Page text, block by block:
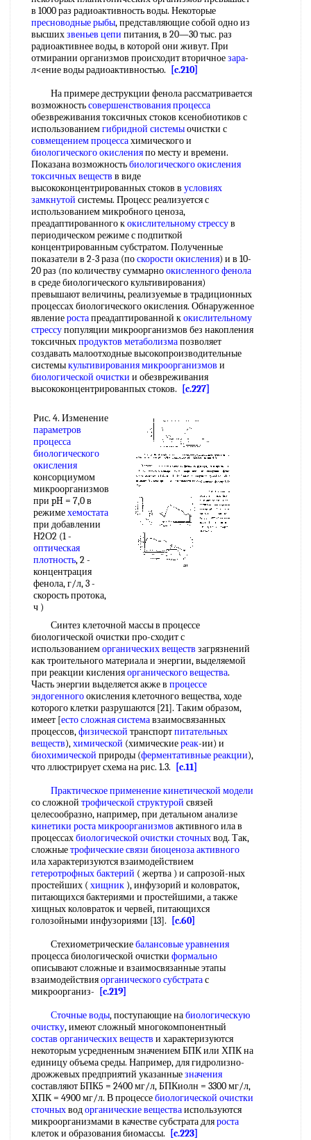
в 1000 раз радиоактивность воды. Некоторые
пресноводные рыбы, представляющие собой одно из
высшихзвеньев цепи питания, в 20—30 тыс. раз
радиоактивнее воды, в которой они живут. При
отмирании организмов происходит вторичноезара-
л<ение воды радиоактивностью.
[c.210]
На примере деструкции фенола рассматривается
возможностьсовершенствования процесса
обезвреживания токсичных стоков ксенобиотиков с
использованиемгибридной системыочистки с
совмещением процессахимического и
биологического окисленияпо месту и времени.
Показана возможностьбиологического окисления
токсичных веществ в виде
высококонцентрированных стоков в условиях
замкнутой системы. Процесс реализуется с
использованием микробного ценоза,
преадаптированного кокислительному стрессув
периодическом режиме с подпиткой
концентрированным субстратом. Полученные
показатели в 2-3 раза (поскорости окисления) и в 10-
20 раз (по количеству суммарноокисленного фенола
в среде биологического культивирования)
превышают величины, реализуемые в традиционных
процессах биологического окисления. Обнаруженное
явлениеростапреадаптированной кокислительному
стрессупопуляции микроорганизмов без накопления
токсичныхпродуктов метаболизмапозволяет
создавать малоотходные высокопроизводительные
системыкультивирования микроорганизмов и
биологической очистки и обезвреживания
высококонцентрированпых стоков.
[c.227]
Рис. 4. Изменение
параметров
процесса
биологического
окисления
консорциумом
микроорганизмов
при pH = 7,0 в
режимехемостата
при добавлении
Н2О2 (1 -
оптическая
плотность, 2 -
концентрация
фенола, г/л, 3 -
скорость протока,
ч )
Синтез клеточной массы в процессе
биологической очистки про-сходит с
использованиеморганических веществ загрязнений
как троительного материала и энергии, выделяемой
при реакции кисленияорганического вещества.
Часть энергии выделяется акже в процессе
эндогенногоокисления клеточного вещества, ходе
которого клетки разрушаются [21]. Таким образом,
имеет [естосложная системавзаимосвязанных
процессов,физической транспортпитательных
веществ),химической (химическиереак-ии) и
биохимической природы (ферментативные реакции),
что ллюстрирует схема на рис. 1.3.
[c.11]
Практическое применениекинетической модели
со сложной трофической структурой связей
целесообразно, например, при детальном анализе
кинетики роста микроорганизмов активного ила в
процессахбиологической очистки сточныхвод. Так,
сложныетрофические связи биоценоза активного
ила характеризуются взаимодействием
гетеротрофных бактерий ( жертва ) и сапрозой-ных
простейших (хищник ), инфузорий и коловраток,
питающихся бактериями и простейшими, а также
хищных коловраток и червей, питающихся
голозойными инфузориями [13].
[c.60]
Стехиометрическиебалансовые уравнения
процесса биологической очистки формально
описывают сложные и взаимосвязанные этапы
взаимодействияорганического субстратас
микроорганиз-
[c.219]
Сточные воды, поступающие набиологическую
очистку, имеют сложный многокомпонентный
состав органических веществ и характеризуются
некоторым усредненным значением БПК или ХПК на
единицу объема среды. Например, для гидролизно-
дрожжевых предприятий указанныезначения
составляют БПК5 = 2400 мг/л, БПКиолн = 3300 мг/л,
ХПК = 4900 мг/л. В процессебиологической очистки
сточныхводорганические веществаиспользуются
микроорганизмами в качестве субстрата дляроста
клеток и образования биомассы.
[c.223]